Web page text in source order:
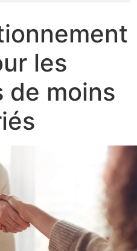
les
de moins